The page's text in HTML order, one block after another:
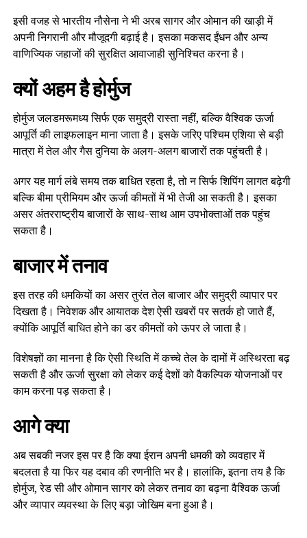
इसी वजह से भारतीय नौसेना ने भी अरब सागर और ओमान की खाड़ी में
अपनी निगरानी और मौजूदगी बढ़ाई है। इसका मकसद ईंधन और अन्य
वाणिज्यिक जहाजों की सुरक्षित आवाजाही सुनिश्चित करना है।
क्यों अहम है होर्मुज
होर्मुज जलडमरूमध्य सिर्फ एक समुद्री रास्ता नहीं, बल्कि वैश्विक ऊर्जा
आपूर्ति की लाइफलाइन माना जाता है। इसके जरिए पश्चिम एशिया से बड़ी
मात्रा में तेल और गैस दुनिया के अलग-अलग बाजारों तक पहुंचती है।
अगर यह मार्ग लंबे समय तक बाधित रहता है, तो न सिर्फ शिपिंग लागत बढ़ेगी
बल्कि बीमा प्रीमियम और ऊर्जा कीमतों में भी तेजी आ सकती है। इसका
असर अंतरराष्ट्रीय बाजारों के साथ-साथ आम उपभोक्ताओं तक पहुंच
सकता है।
बाजार में तनाव
इस तरह की धमकियों का असर तुरंत तेल बाजार और समुद्री व्यापार पर
दिखता है। निवेशक और आयातक देश ऐसी खबरों पर सतर्क हो जाते हैं,
क्योंकि आपूर्ति बाधित होने का डर कीमतों को ऊपर ले जाता है।
विशेषज्ञों का मानना है कि ऐसी स्थिति में कच्चे तेल के दामों में अस्थिरता बढ़
सकती है और ऊर्जा सुरक्षा को लेकर कई देशों को वैकल्पिक योजनाओं पर
काम करना पड़ सकता है।
आगे क्या
अब सबकी नजर इस पर है कि क्या ईरान अपनी धमकी को व्यवहार में
बदलता है या फिर यह दबाव की रणनीति भर है। हालांकि, इतना तय है कि
होर्मुज, रेड सी और ओमान सागर को लेकर तनाव का बढ़ना वैश्विक ऊर्जा
और व्यापार व्यवस्था के लिए बड़ा जोखिम बना हुआ है।